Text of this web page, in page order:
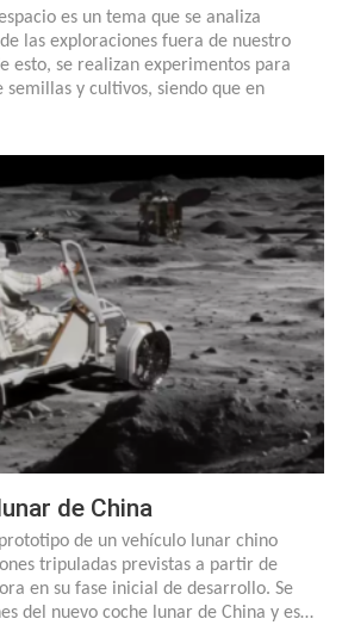
es un tema que se analiza
las exploraciones fuera de nuestro
esto, se realizan experimentos para
y cultivos, siendo que en
de China
de un vehículo lunar chino
tripuladas previstas a partir de
en su fase inicial de desarrollo. Se
del nuevo coche lunar de China y es…